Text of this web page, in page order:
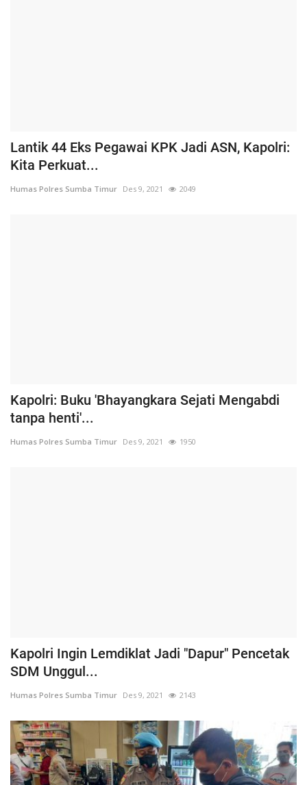
Lantik 44 Eks Pegawai KPK Jadi ASN, Kapolri:
Kita Perkuat...
Humas Polres Sumba Timur Des 9, 2021 2049
Kapolri: Buku 'Bhayangkara Sejati Mengabdi
tanpa henti'...
Humas Polres Sumba Timur Des 9, 2021 1950
Kapolri Ingin Lemdiklat Jadi "Dapur" Pencetak
SDM Unggul...
Humas Polres Sumba Timur Des 9, 2021 2143